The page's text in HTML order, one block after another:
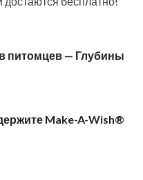
питомцев — Глубины
Make-A-Wish®